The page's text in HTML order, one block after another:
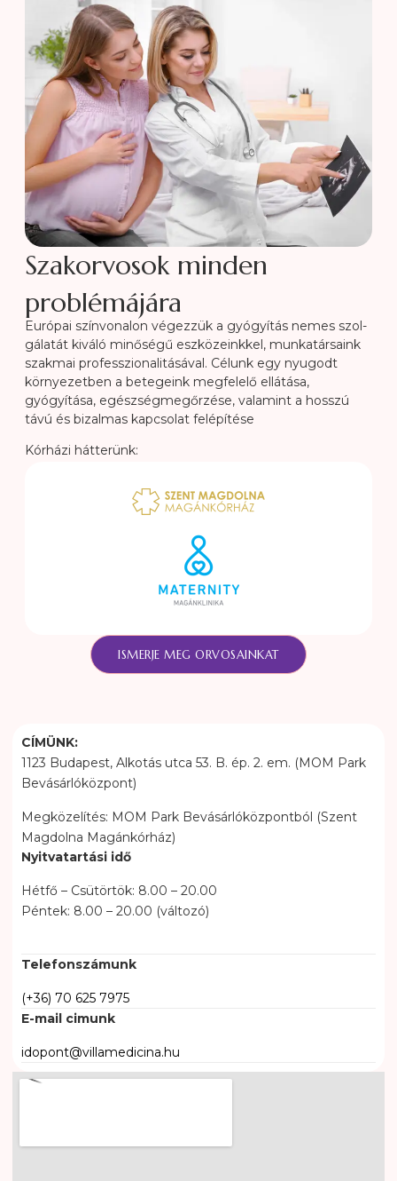
Szakorvosok minden
problémájára
Európai színvonalon végezzük a gyógyítás nemes szol­
gá­la­tát kiváló minőségű eszközeinkkel, munka­társaink
szakmai pro­fesszio­nali­tásával. Célunk egy nyugodt
környezetben a be­te­geink megfelelő ellátása,
gyógyítása, egész­­ség­­meg­őrzése, va­la­mint a hosszú
távú és bizalmas kapcsolat felépítése
Kórházi hátterünk:
ISMERJE MEG ORVOSAINKAT
CÍMÜNK:
1123 Budapest, Alkotás utca 53. B. ép. 2. em. (MOM Park
Bevásárlóközpont)
Megközelítés: MOM Park Bevásárlóközpontból (Szent
Magdolna Magánkórház)
Nyitvatartási idő
Hétfő – Csütörtök: 8.00 – 20.00
Péntek: 8.00 – 20.00 (változó)
Telefonszámunk
(+36) 70 625 7975
E-mail cimunk
idopont@villamedicina.hu